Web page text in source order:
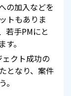
の加入などを
トもありま
若手PMにと
。
クト成功の
となり、案件